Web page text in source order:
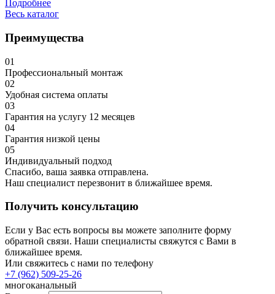
Подробнее
Весь каталог
Преимущества
01
Профессиональный монтаж
02
Удобная система оплаты
03
Гарантия на услугу 12 месяцев
04
Гарантия низкой цены
05
Индивидуальный подход
Спасибо, ваша заявка отправлена.
Наш специалист перезвонит в ближайшее время.
Получить консультацию
Если у Вас есть вопросы вы можете заполните форму
обратной связи. Наши специалисты свяжутся с Вами в
ближайшее время.
Или свяжитесь с нами по телефону
+7 (962) 509-25-26
многоканальный